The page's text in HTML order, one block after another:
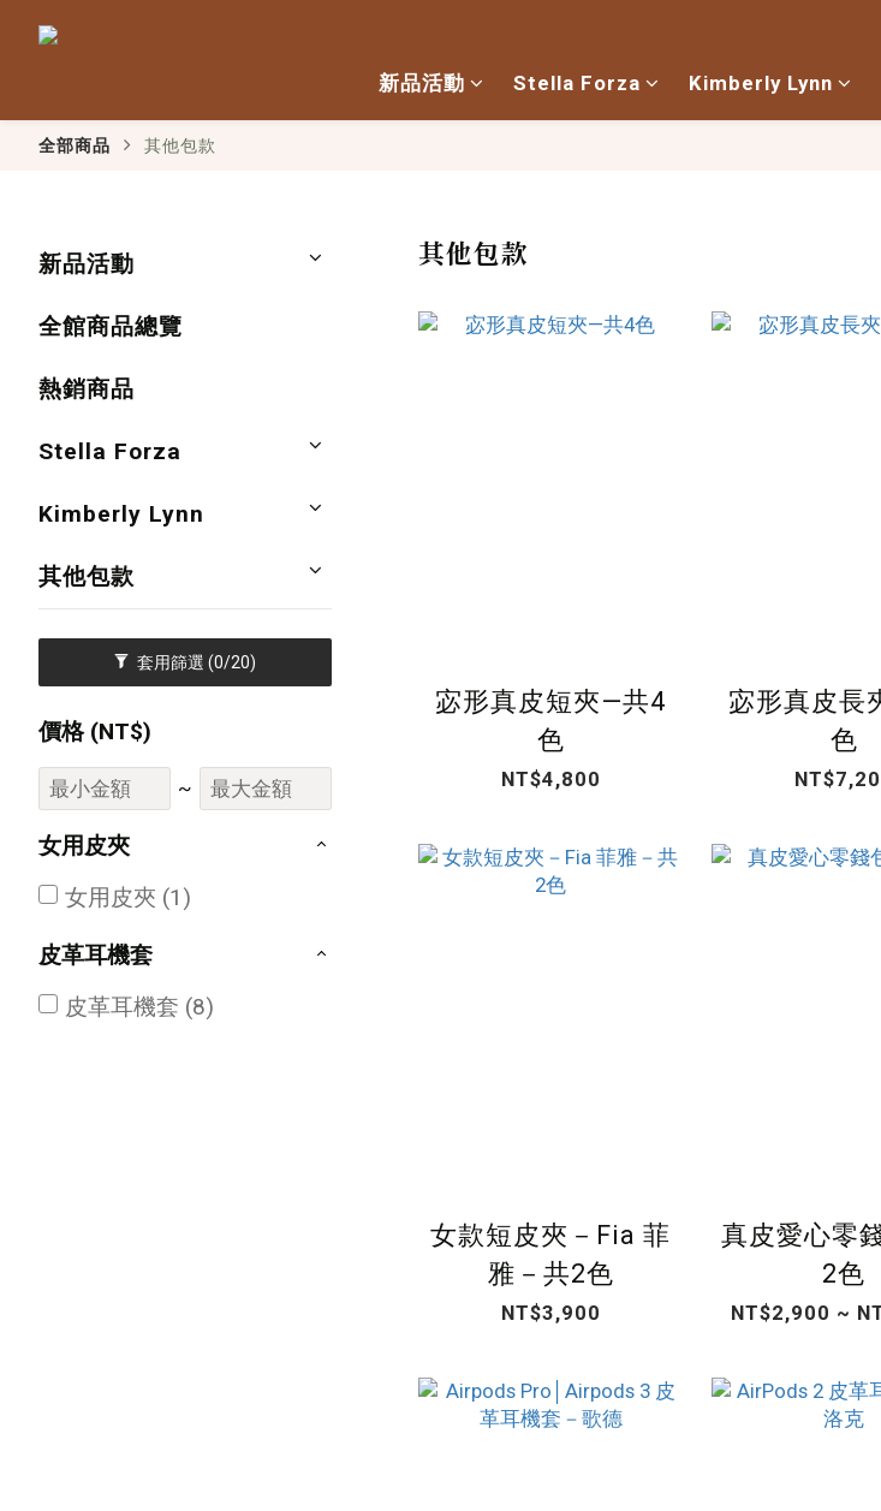
新品活動 Stella Forza Kimberly Lynn
全部商品 其他包款
新品活動
全館商品總覽
熱銷商品
Stella Forza
Kimberly Lynn
其他包款
套用篩選 (0/20)
價格 (NT$)
~
女用皮夾
女用皮夾 (1)
皮革耳機套
皮革耳機套 (8)
其他包款
宓形真皮短夾—共4
色
NT$4,800
宓形真皮長
色
女款短皮夾－Fia 菲
雅－共2色
NT$3,900
真皮愛心零
2色
NT$2,900 ~